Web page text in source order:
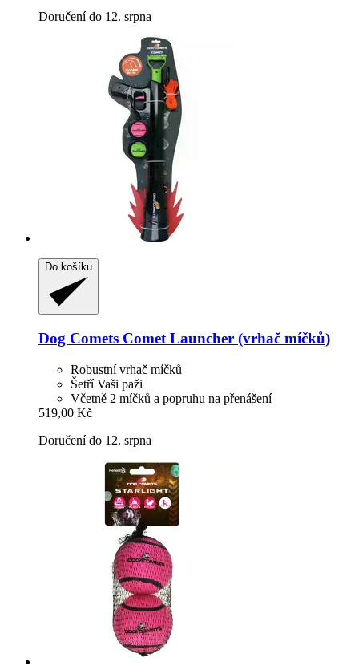
Doručení do 12. srpna
Do košíku
Dog Comets Comet Launcher (vrhač míčků)
Robustní vrhač míčků
Šetří Vaši paži
Včetně 2 míčků a popruhu na přenášení
519,00 Kč
Doručení do 12. srpna